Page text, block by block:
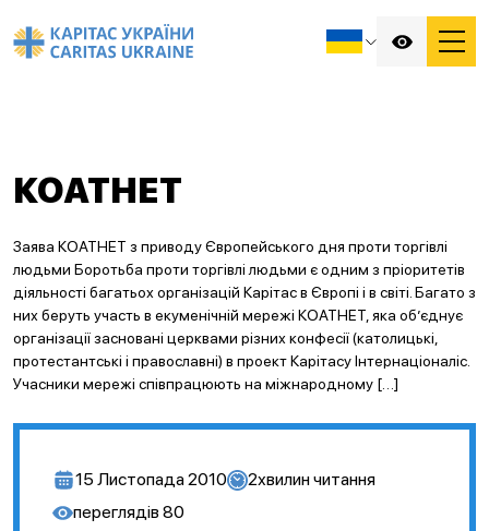
КОАТНЕТ
Заява КОАТНЕТ з приводу Європейського дня проти торгівлі
людьми Боротьба проти торгівлі людьми є одним з пріоритетів
діяльності багатьох організацій Карітас в Європі і в світі. Багато з
них беруть участь в екуменічній мережі КОАТНЕТ, яка об’єднує
організації засновані церквами різних конфесії (католицькі,
протестантські і православні) в проект Карітасу Інтернаціоналіс.
Учасники мережі співпрацюють на міжнародному […]
15 Листопада 2010 2хвилин читання
переглядів 80